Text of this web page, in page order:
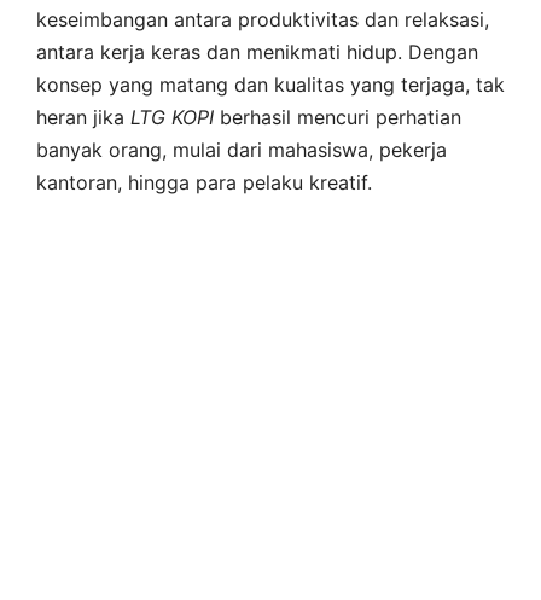
keseimbangan antara produktivitas dan relaksasi,
antara kerja keras dan menikmati hidup. Dengan
konsep yang matang dan kualitas yang terjaga, tak
heran jika LTG KOPI berhasil mencuri perhatian
banyak orang, mulai dari mahasiswa, pekerja
kantoran, hingga para pelaku kreatif.